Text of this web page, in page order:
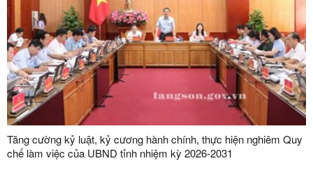
Tăng cường kỷ luật, kỷ cương hành chính, thực hiện nghiêm Quy
chế làm việc của UBND tỉnh nhiệm kỳ 2026-2031